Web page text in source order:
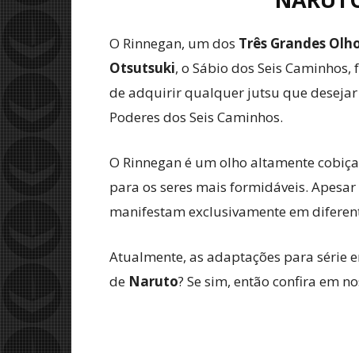
O Rinnegan, um dos Três Grandes
Otsutsuki, o Sábio dos Seis
de adquirir qualquer jutsu que desejar
Poderes dos Seis Caminhos.
O Rinnegan é um olho altamente
para os seres mais formidáveis.
manifestam exclusivamente em
Atualmente, as adaptações para série
de Naruto? Se sim, então confira em